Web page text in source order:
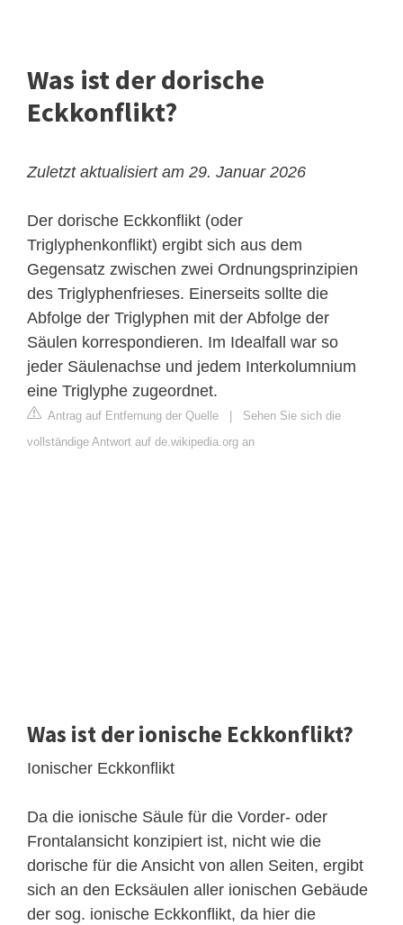
Was ist der dorische
Eckkonflikt?
Zuletzt aktualisiert am 29. Januar 2026
Der dorische Eckkonflikt (oder
Triglyphenkonflikt) ergibt sich aus dem
Gegensatz zwischen zwei Ordnungsprinzipien
des Triglyphenfrieses. Einerseits sollte die
Abfolge der Triglyphen mit der Abfolge der
Säulen korrespondieren. Im Idealfall war so
jeder Säulenachse und jedem Interkolumnium
eine Triglyphe zugeordnet.
Antrag auf Entfernung der Quelle
Sehen Sie sich die
vollständige Antwort auf de.wikipedia.org an
Was ist der ionische Eckkonflikt?
Ionischer Eckkonflikt
Da die ionische Säule für die Vorder- oder
Frontalansicht konzipiert ist, nicht wie die
dorische für die Ansicht von allen Seiten, ergibt
sich an den Ecksäulen aller ionischen Gebäude
der sog. ionische Eckkonflikt, da hier die